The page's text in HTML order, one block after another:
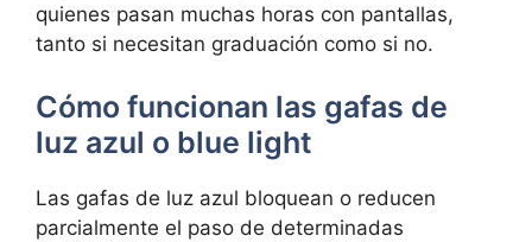
quienes pasan muchas horas con pantallas,
tanto si necesitan graduación como si no.
Cómo funcionan las gafas de
luz azul o blue light
Las gafas de luz azul bloquean o reducen
parcialmente el paso de determinadas